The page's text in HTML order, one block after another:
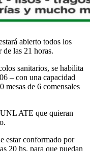
abierto todos los
las 21 horas.
sanitarios, se habilita
– con una capacidad
mesas de 6 comensales
ATE que quieran
estar conformado por
20 hs. para que puedan